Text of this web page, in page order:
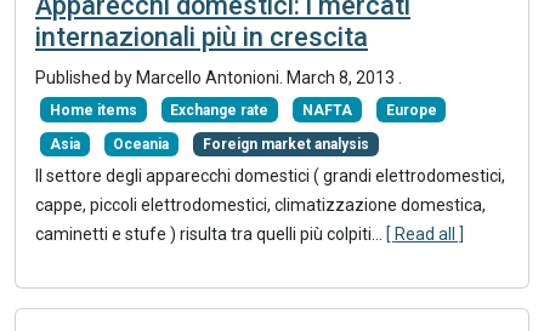
internazionali più in crescita
Published by Marcello Antonioni. March 8, 2013 .
Home items Exchange rate NAFTA Europe
Asia Oceania Foreign market analysis
Il settore degli apparecchi domestici ( grandi elettrodomestici,
cappe, piccoli elettrodomestici, climatizzazione domestica,
caminetti e stufe ) risulta tra quelli più colpiti... [ Read all ]